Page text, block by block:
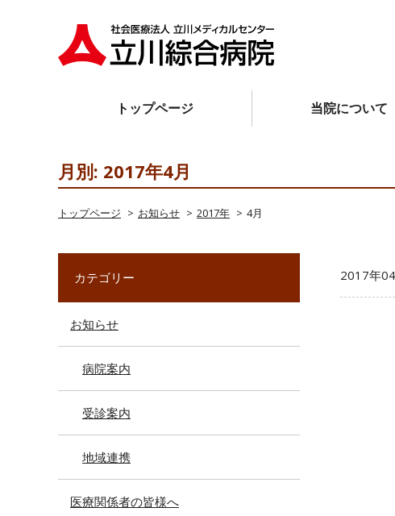
トップページ 当院について
月別: 2017年4月
トップページ お知らせ 2017年 4月
2017年
カテゴリー
お知らせ
病院案内
受診案内
地域連携
医療関係者の皆様へ